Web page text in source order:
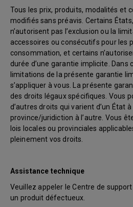
Tous les prix, produits, modalités et
modifiés sans préavis. Certains
n’autorisent pas l’exclusion ou la
accessoires ou consécutifs pour les
consommation, et certains
durée d’une garantie implicite. Dans
limitations de la présente garantie
s’appliquer à vous. La présente
des droits légaux spécifiques. Vous
d’autres droits qui varient d’un État à
province/juridiction à l’autre. Vous
lois locales ou provinciales
pleinement vos droits.
Assistance technique
Veuillez appeler le Centre de
un produit défectueux.